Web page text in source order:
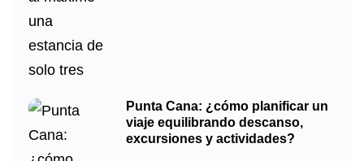
Punta Cana: ¿cómo planificar un
viaje equilibrando descanso,
excursiones y actividades?